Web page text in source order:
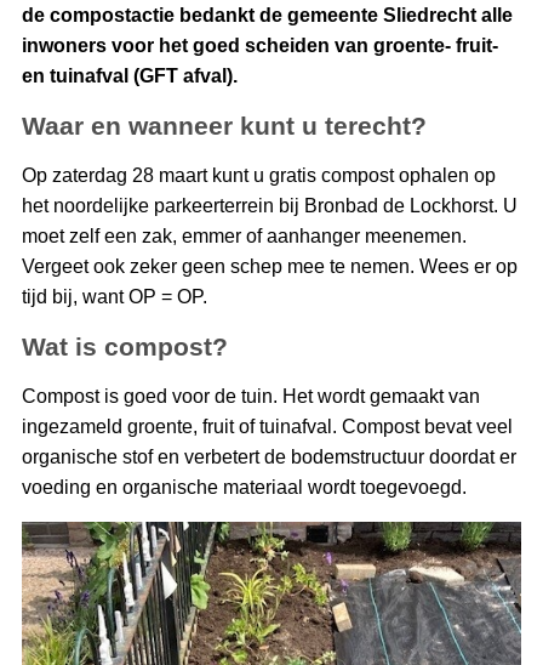
de compostactie bedankt de gemeente Sliedrecht alle
inwoners voor het goed scheiden van groente- fruit-
en tuinafval (GFT afval).
Waar en wanneer kunt u terecht?
Op zaterdag 28 maart kunt u gratis compost ophalen op
het noordelijke parkeerterrein bij Bronbad de Lockhorst. U
moet zelf een zak, emmer of aanhanger meenemen.
Vergeet ook zeker geen schep mee te nemen. Wees er op
tijd bij, want OP = OP.
Wat is compost?
Compost is goed voor de tuin. Het wordt gemaakt van
ingezameld groente, fruit of tuinafval. Compost bevat veel
organische stof en verbetert de bodemstructuur doordat er
voeding en organische materiaal wordt toegevoegd.